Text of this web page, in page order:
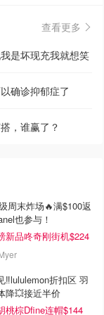
🇳🇿新西兰
查看更多
是坏现充我就想笑
确诊抑郁症了
，谁赢了？
周末炸场🔥满$100返
也参与！
新品咚奇刚街机$224
‼️lululemon折扣区 羽
降💥接近半价
桃棕Dfine连帽$144